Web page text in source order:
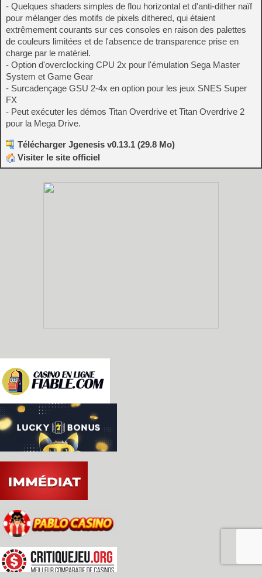
- Quelques shaders simples de flou horizontal et d'anti-dither naïf
pour mélanger des motifs de pixels dithered, qui étaient
extrêmement courants sur ces consoles en raison des palettes
de couleurs limitées et de l'absence de transparence prise en
charge par le matériel.
- Option d'overclocking CPU 2x pour l'émulation Sega Master
System et Game Gear
- Surcadençage GSU 2-4x en option pour les jeux SNES Super
FX
- Peut exécuter les démos Titan Overdrive et Titan Overdrive 2
pour la Mega Drive.
Télécharger Jgenesis v0.13.1 (29.8 Mo)
Visiter le site officiel